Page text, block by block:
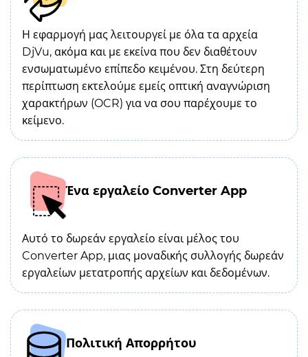
Η εφαρμογή μας λειτουργεί με όλα τα αρχεία
DjVu, ακόμα και με εκείνα που δεν διαθέτουν
ενσωματωμένο επίπεδο κειμένου. Στη δεύτερη
περίπτωση εκτελούμε εμείς οπτική αναγνώριση
χαρακτήρων (OCR) για να σου παρέχουμε το
κείμενο.
Ένα εργαλείο Converter App
Αυτό το δωρεάν εργαλείο είναι μέλος του
Converter App, μιας μοναδικής συλλογής δωρεάν
εργαλείων μετατροπής αρχείων και δεδομένων.
Πολιτική Απορρήτου